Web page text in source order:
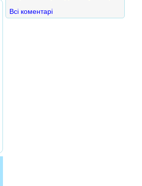
Всі коментарі